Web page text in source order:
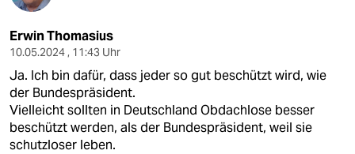
Erwin Thomasius
10.05.2024 , 11:43 Uhr
Ja. Ich bin dafür, dass jeder so gut beschützt wird, wie
der Bundespräsident.
Vielleicht sollten in Deutschland Obdachlose besser
beschützt werden, als der Bundespräsident, weil sie
schutzloser leben.